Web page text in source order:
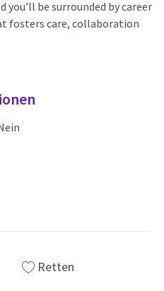
be surrounded by career
fosters care, collaboration
Retten